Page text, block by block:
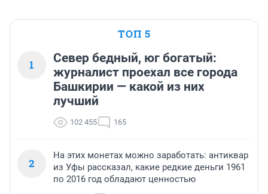
ТОП 5
1
Север бедный, юг богатый:
журналист проехал все города
Башкирии — какой из них
лучший
102 455 165
2
На этих монетах можно заработать: антиквар
из Уфы рассказал, какие редкие деньги 1961
по 2016 год обладают ценностью